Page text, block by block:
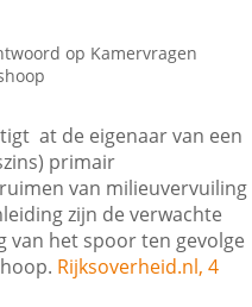
op Kamervragen
at de eigenaar van een
primair
van milieuvervuiling
zijn de verwachte
van het spoor ten gevolge
Rijksoverheid.nl, 4